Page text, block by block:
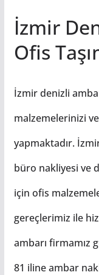
İzmir
Ofis
İzmir denizli
malzemelerinizi ve
yapmaktadır.
büro nakliyesi ve
için ofis
gereçlerimiz ile
ambarı firmamız
81 iline ambar